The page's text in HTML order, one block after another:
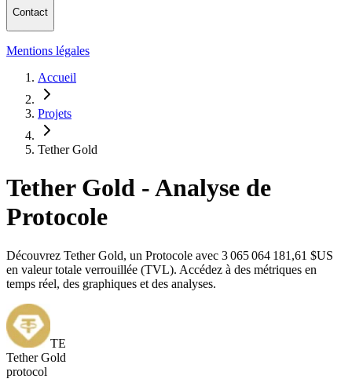
Contact
Mentions légales
Accueil
Projets
Tether Gold
Tether Gold - Analyse de
Protocole
Découvrez Tether Gold, un Protocole avec 3 065 064 181,61 $US
en valeur totale verrouillée (TVL). Accédez à des métriques en
temps réel, des graphiques et des analyses.
TE
Tether Gold
protocol